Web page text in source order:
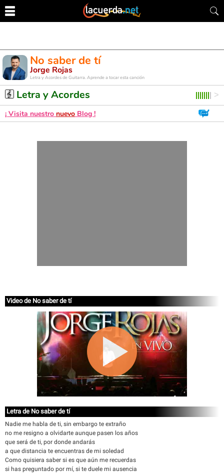
No saber de tí
Jorge Rojas
Letra y Acordes de Guitarra. Aprende a tocar esta canción
Letra y Acordes
¡ Visita nuestro nuevo Blog !
Video de No saber de tí
Letra de No saber de tí
Nadie me habla de ti, sin embargo te extraño
no me resigno a olvidarte aunque pasen los años
que será de ti, por donde andarás
a que distancia te encuentras de mi soledad
Como quisiera saber si es que aún me recuerdas
si has preguntado por mí, si te duele mi ausencia